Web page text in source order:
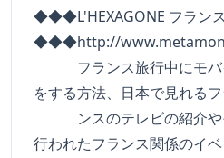
◆◆◆L'HEXAGONE フラン
◆◆◆http://
フランス旅行中にモバ
をする方法、日本で見れる
ンスのテレビの紹介や
行われたフランス関係のイ